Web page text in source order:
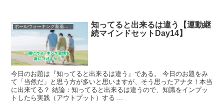
ポールウォーキング新着記事
知ってると出来るは違う【運動継
続マインドセットDay14】
今日のお題は『知ってると出来るは違う』である。 今日のお題をみ
て「当然だ」と思う方が多いと思いますが、そう思ったアナタ！本当
に出来てる？ 結論：知ってると出来るは違うので、知識をインプッ
トしたら実践（アウトプット）する ...